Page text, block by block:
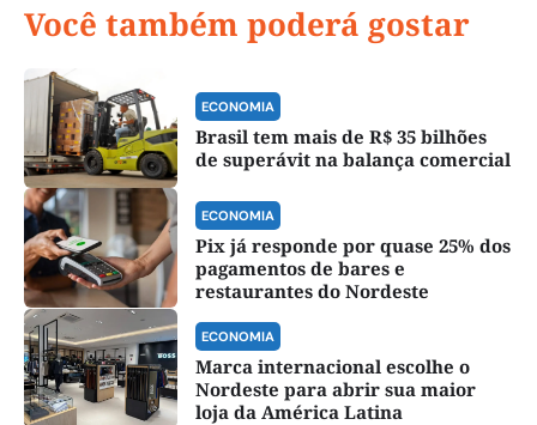
Você também poderá gostar
ECONOMIA
Brasil tem mais de R$ 35 bilhões
de superávit na balança comercial
ECONOMIA
Pix já responde por quase 25% dos
pagamentos de bares e
restaurantes do Nordeste
ECONOMIA
Marca internacional escolhe o
Nordeste para abrir sua maior
loja da América Latina